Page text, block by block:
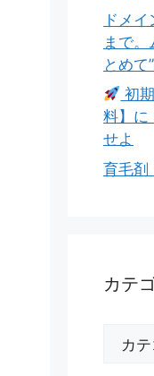
ドメ
まで。
とめて
初
料】に
せよ
育毛剤
カテ